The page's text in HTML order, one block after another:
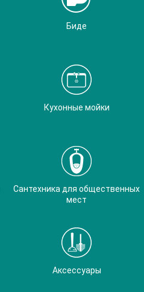
Биде
Кухонные мойки
Сантехника для общественных
мест
Аксессуары